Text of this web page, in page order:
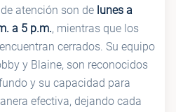
atención son de lunes a
a 5 p.m., mientras que los
cerrados. Su equipo
y Blaine, son reconocidos
y su capacidad para
efectiva, dejando cada